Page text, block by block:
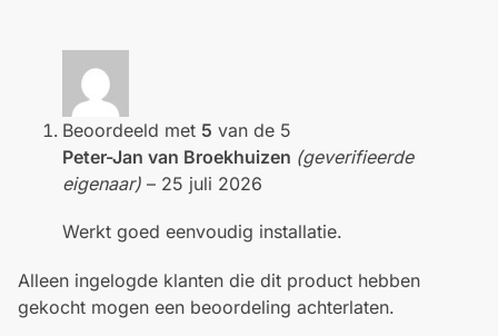
Beoordeeld met 5 van de 5
Peter-Jan van Broekhuizen (geverifieerde
eigenaar) – 25 juli 2026
Werkt goed eenvoudig installatie.
Alleen ingelogde klanten die dit product hebben
gekocht mogen een beoordeling achterlaten.